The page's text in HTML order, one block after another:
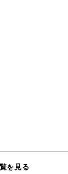
を見る